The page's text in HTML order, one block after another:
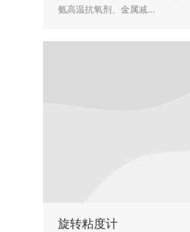
氨高温抗氧剂、金属减…
旋转粘度计